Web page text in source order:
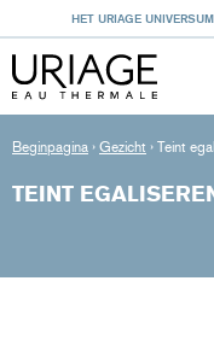
HET URIAGE UNIVERSUM
Beginpagina › Gezicht › Teint
TEINT